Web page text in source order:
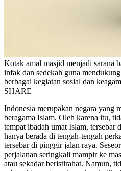
Kotak amal masjid menjadi sarana
infak dan sedekah guna
berbagai kegiatan sosial dan
SHARE
Indonesia merupakan negara yang
beragama Islam. Oleh karena itu,
tempat ibadah umat Islam, tersebar
hanya berada di tengah-tengah
tersebar di pinggir jalan raya.
perjalanan seringkali mampir ke
atau sekadar beristirahat. Namun,